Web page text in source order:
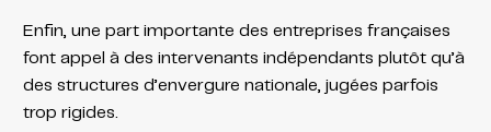
Enfin, une part importante des entreprises françaises
font appel à des intervenants indépendants plutôt qu’à
des structures d’envergure nationale, jugées parfois
trop rigides.